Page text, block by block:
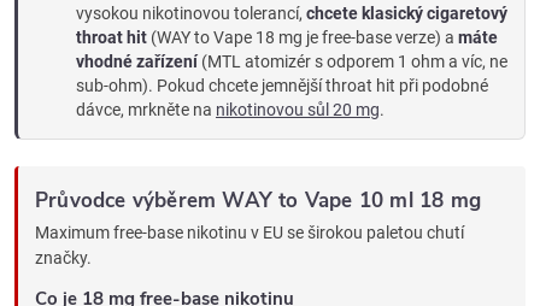
vysokou nikotinovou tolerancí, chcete klasický cigaretový
throat hit (WAY to Vape 18 mg je free-base verze) a máte
vhodné zařízení (MTL atomizér s odporem 1 ohm a víc, ne
sub-ohm). Pokud chcete jemnější throat hit při podobné
dávce, mrkněte na nikotinovou sůl 20 mg.
Průvodce výběrem WAY to Vape 10 ml 18 mg
Maximum free-base nikotinu v EU se širokou paletou chutí
značky.
Co je 18 mg free-base nikotinu